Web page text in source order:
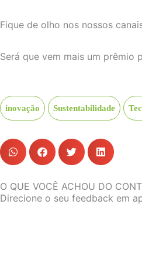
Fique de olho nos nossos
Será que vem mais um prêmio
inovação Sustentabilidade
O QUE VOCÊ ACHOU DO
Direcione o seu feedback em